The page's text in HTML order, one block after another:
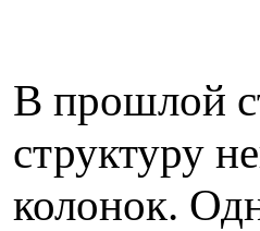
В прошлой
структуру
колонок.